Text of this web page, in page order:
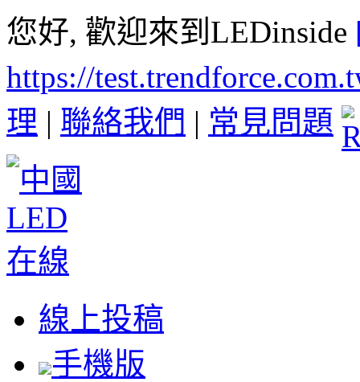
您好, 歡迎來到LEDinside
https://
理 | 聯絡我們 | 常見問題
線上投稿
手機版